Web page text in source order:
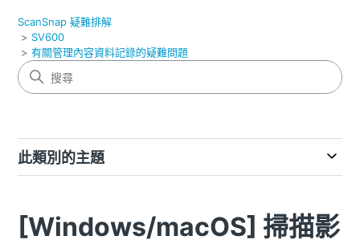
ScanSnap 疑難排解
SV600
有關管理內容資料記錄的疑難問題
此類別的主題
[Windows/macOS] 掃描影